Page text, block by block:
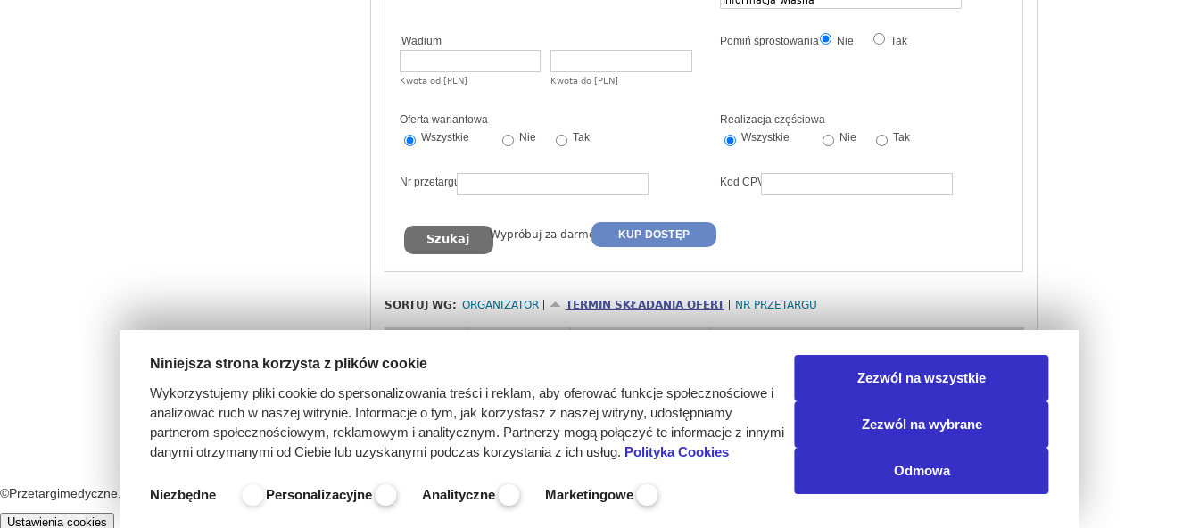
Wadium
Kwota od [PLN] Kwota do [PLN]
Pomiń sprostowania Nie Tak
Oferta wariantowa
Wszystkie
Nie Tak
Realizacja częściowa
Wszystkie
Nie Tak
Nr przetargu Kod CPV
Wypróbuj za darmo KUP DOSTĘP
SORTUJ WG: ORGANIZATOR TERMIN SKŁADANIA OFERT NR PRZETARGU
12658560
godz. 15:00
Wybór realizatorów Programu szczepień ochronnych
przeciwko grypie populacji z...
(Pełne dane widoczne po uruchomieniu
bezpłatnego testu)
©Przetargimedyczne.comO nas Kontakt Regulamin
Ustawienia cookies
Niniejsza strona korzysta z plików cookie
Wykorzystujemy pliki cookie do spersonalizowania treści i reklam, aby oferować funkcje społecznościowe i
analizować ruch w naszej witrynie. Informacje o tym, jak korzystasz z naszej witryny, udostępniamy
partnerom społecznościowym, reklamowym i analitycznym. Partnerzy mogą połączyć te informacje z innymi
danymi otrzymanymi od Ciebie lub uzyskanymi podczas korzystania z ich usług. Polityka Cookies
Niezbędne Personalizacyjne Analityczne Marketingowe
Zezwól na wszystkie
Zezwól na wybrane
Odmowa